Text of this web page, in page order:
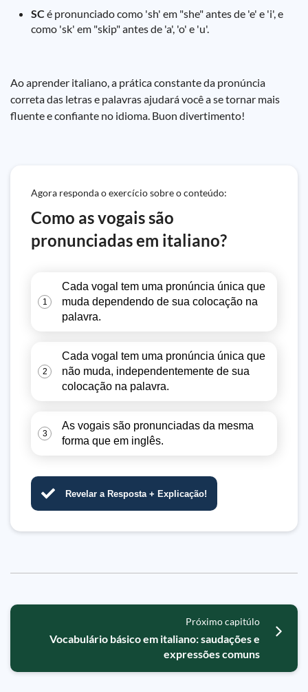
SC é pronunciado como 'sh' em "she" antes de 'e' e 'i', e
como 'sk' em "skip" antes de 'a', 'o' e 'u'.
Ao aprender italiano, a prática constante da pronúncia
correta das letras e palavras ajudará você a se tornar mais
fluente e confiante no idioma. Buon divertimento!
Agora responda o exercício sobre o conteúdo:
Como as vogais são
pronunciadas em italiano?
1
Cada vogal tem uma pronúncia única que
muda dependendo de sua colocação na
palavra.
2
Cada vogal tem uma pronúncia única que
não muda, independentemente de sua
colocação na palavra.
3
As vogais são pronunciadas da mesma
forma que em inglês.
Revelar a Resposta + Explicação!
Próximo capitúlo
Vocabulário básico em italiano: saudações e
expressões comuns